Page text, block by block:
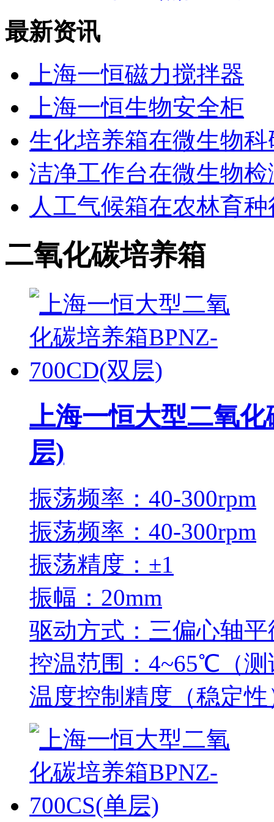
最新资讯
上海一恒磁力搅拌器
上海一恒生物安全柜
生化培养箱在微生物
洁净工作台在微生物
人工气候箱在农林育
二氧化碳培养箱
上海一恒大型二氧
层)
振荡频率：40-300rpm
振荡频率：40-300rpm
振荡精度：±1
振幅：20mm
驱动方式：三偏心轴
控温范围：4~65℃（
温度控制精度（稳定